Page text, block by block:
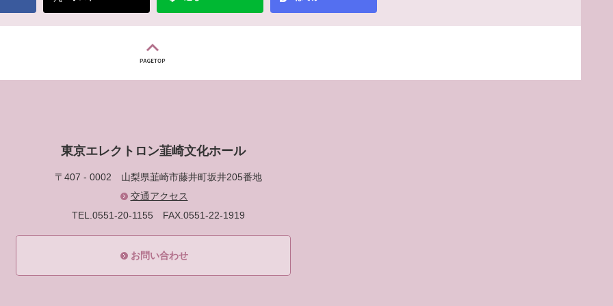
東京エレクトロン韮崎文化ホール
〒407 - 0002 山梨県韮崎市藤井町坂井205番地
交通アクセス
TEL.0551-20-1155 FAX.0551-22-1919
お問い合わせ